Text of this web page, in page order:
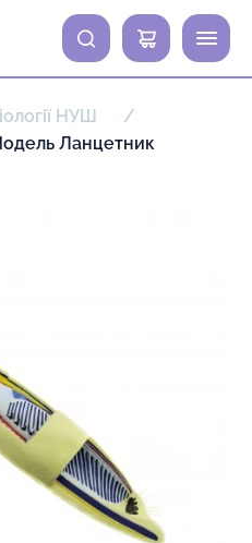
0
НУШ
Ланцетник